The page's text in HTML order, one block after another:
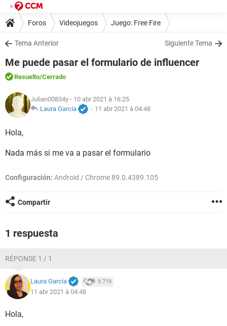
Foros Videojuegos Juego: Free Fire
Tema Anterior Siguiente Tema
Me puede pasar el formulario de influencer
Resuelto/Cerrado
Julian00834y - 10 abr 2021 à 16:25
Laura García
- 11 abr 2021 à 04:48
Hola,
Nada más si me va a pasar el formulario
Configuración: Android / Chrome 89.0.4389.105
Compartir
1 respuesta
RÉPONSE 1 / 1
Laura García 9.719
11 abr 2021 à 04:48
Hola,